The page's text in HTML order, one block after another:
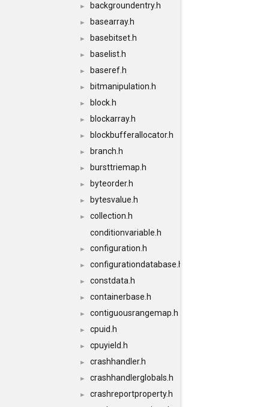
► backgroundentry.h
► basearray.h
► basebitset.h
► baselist.h
► baseref.h
► bitmanipulation.h
► block.h
► blockarray.h
► blockbufferallocator.h
► branch.h
► bursttriemap.h
► byteorder.h
► bytesvalue.h
►
collection.h
conditionvariable.h
► configuration.h
► configurationdatabase.h
► constdata.h
► containerbase.h
► contiguousrangemap.h
► cpuid.h
► cpuyield.h
► crashhandler.h
► crashhandlerglobals.h
►
crashreportproperty.h